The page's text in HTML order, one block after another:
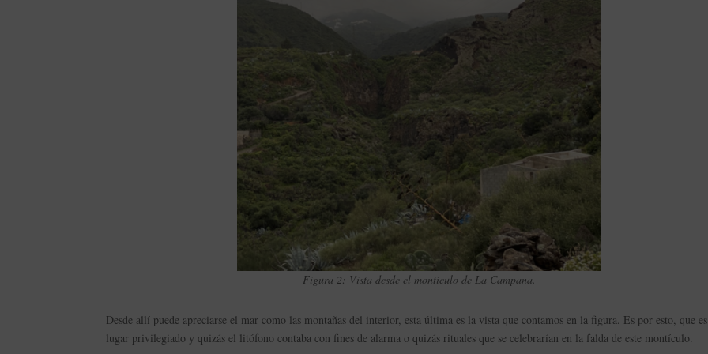
Figura 2: Vista desde el montículo de La Campana.
Desde allí puede apreciarse el mar como las montañas del interior, esta última es la vista que contamos en la figura. Es por esto, que
lugar privilegiado y quizás el litófono contaba con fines de alarma o quizás rituales que se celebrarían en la falda de este montículo.